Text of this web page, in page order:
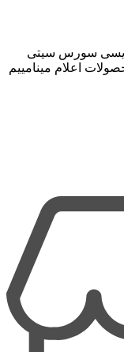
سورس سیتی
اعلام مینامییم